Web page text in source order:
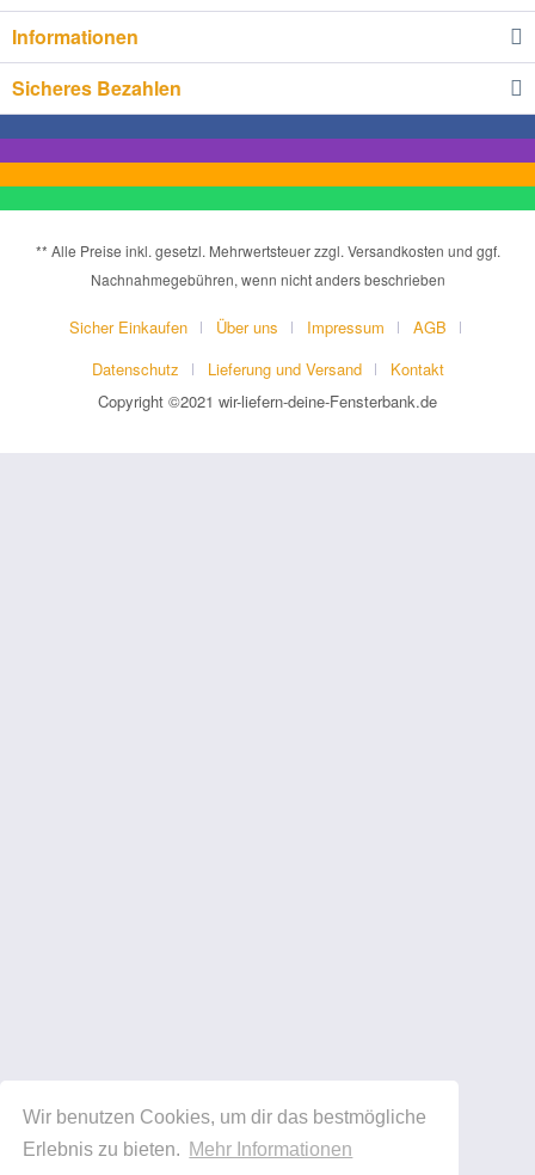
Wir benutzen Cookies, um dir das bestmögliche
Erlebnis zu bieten. Mehr Informationen
Informationen
Sicheres Bezahlen
** Alle Preise inkl. gesetzl. Mehrwertsteuer zzgl. Versandkosten und ggf.
Nachnahmegebühren, wenn nicht anders beschrieben
Sicher Einkaufen Über uns Impressum
AGB
Datenschutz
Lieferung und Versand
Kontakt
Copyright ©2021 wir-liefern-deine-Fensterbank.de